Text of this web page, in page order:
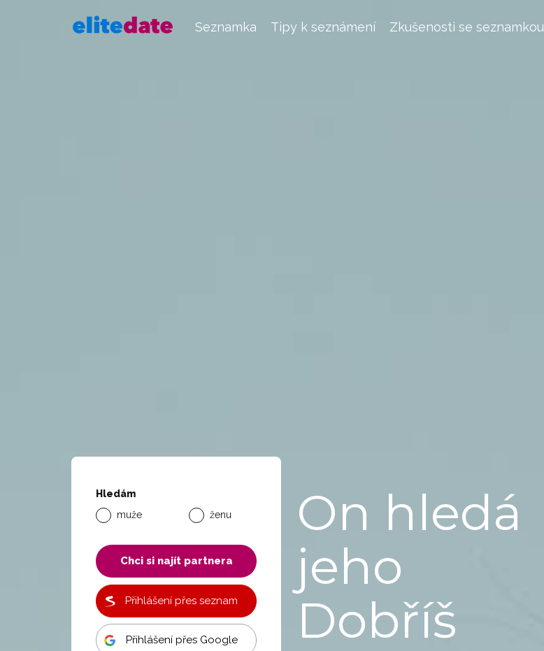
Seznamka Tipy k seznámení Zkušenosti se seznamkou
Hledám
muže
ženu
Chci si najít partnera
Přihlášení přes seznam
Přihlášení přes Google
On hledá
jeho
Dobříš